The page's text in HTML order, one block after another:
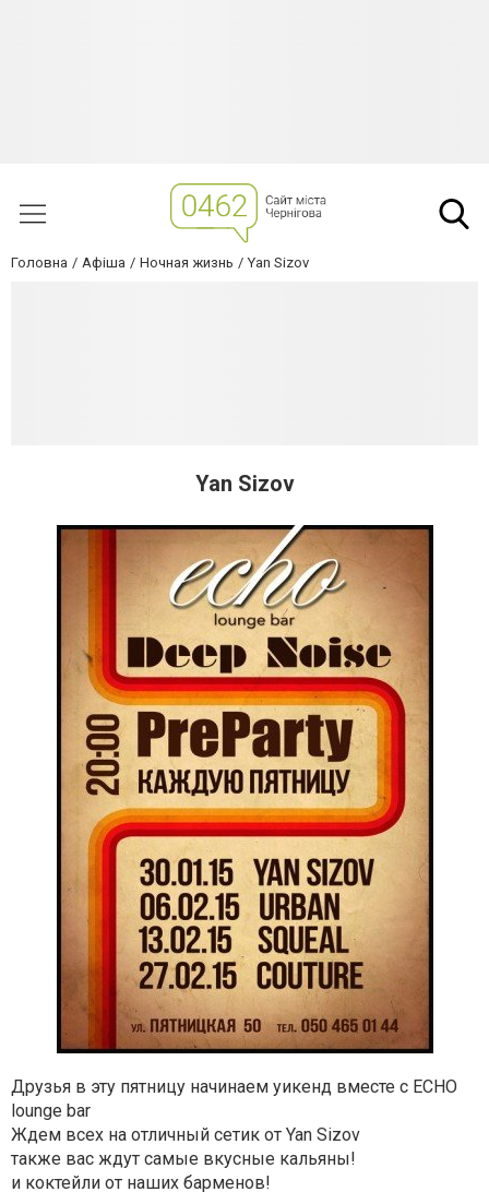
Головна Афіша Ночная жизнь Yan Sizov
Yan Sizov
Друзья в эту пятницу начинаем уикенд вместе с ECHO
lounge bar
Ждем всех на отличный сетик от Yan Sizov
также вас ждут самые вкусные кальяны!
и коктейли от наших барменов!